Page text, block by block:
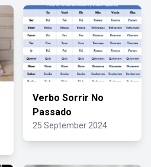
Verbo Sorrir No
Passado
25 September 2024